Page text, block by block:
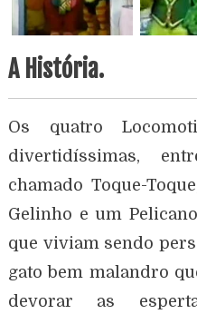
A História.
Os quatro
divertidíssimas,
chamado Toque-
Gelinho e um
que viviam sendo
gato bem malandro
devorar as